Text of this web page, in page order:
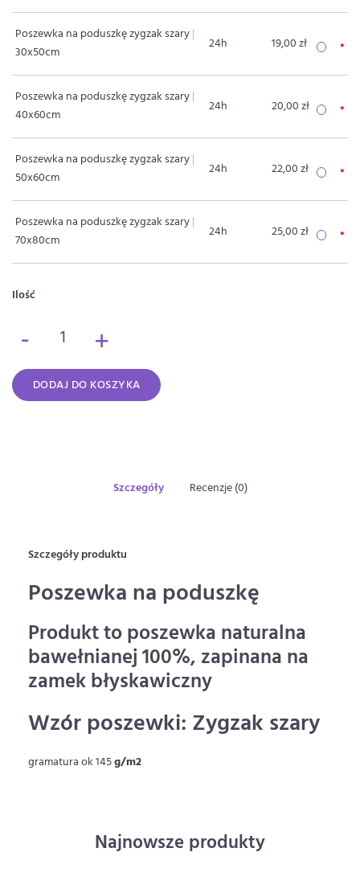
Poszewka na poduszkę zygzak szary|
30x50cm
24h 19,00 zł
Poszewka na poduszkę zygzak szary|
40x60cm
24h 20,00 zł
Poszewka na poduszkę zygzak szary|
50x60cm
24h 22,00 zł
Poszewka na poduszkę zygzak szary|
70x80cm
24h 25,00 zł
Ilość
- +
DODAJ DO KOSZYKA
Szczegóły Recenzje (0)
Szczegóły produktu
Poszewka na poduszkę
Produkt to poszewka naturalna
bawełnianej 100%, zapinana na
zamek błyskawiczny
Wzór poszewki: Zygzak szary
gramatura ok 145g/m2
Najnowsze produkty